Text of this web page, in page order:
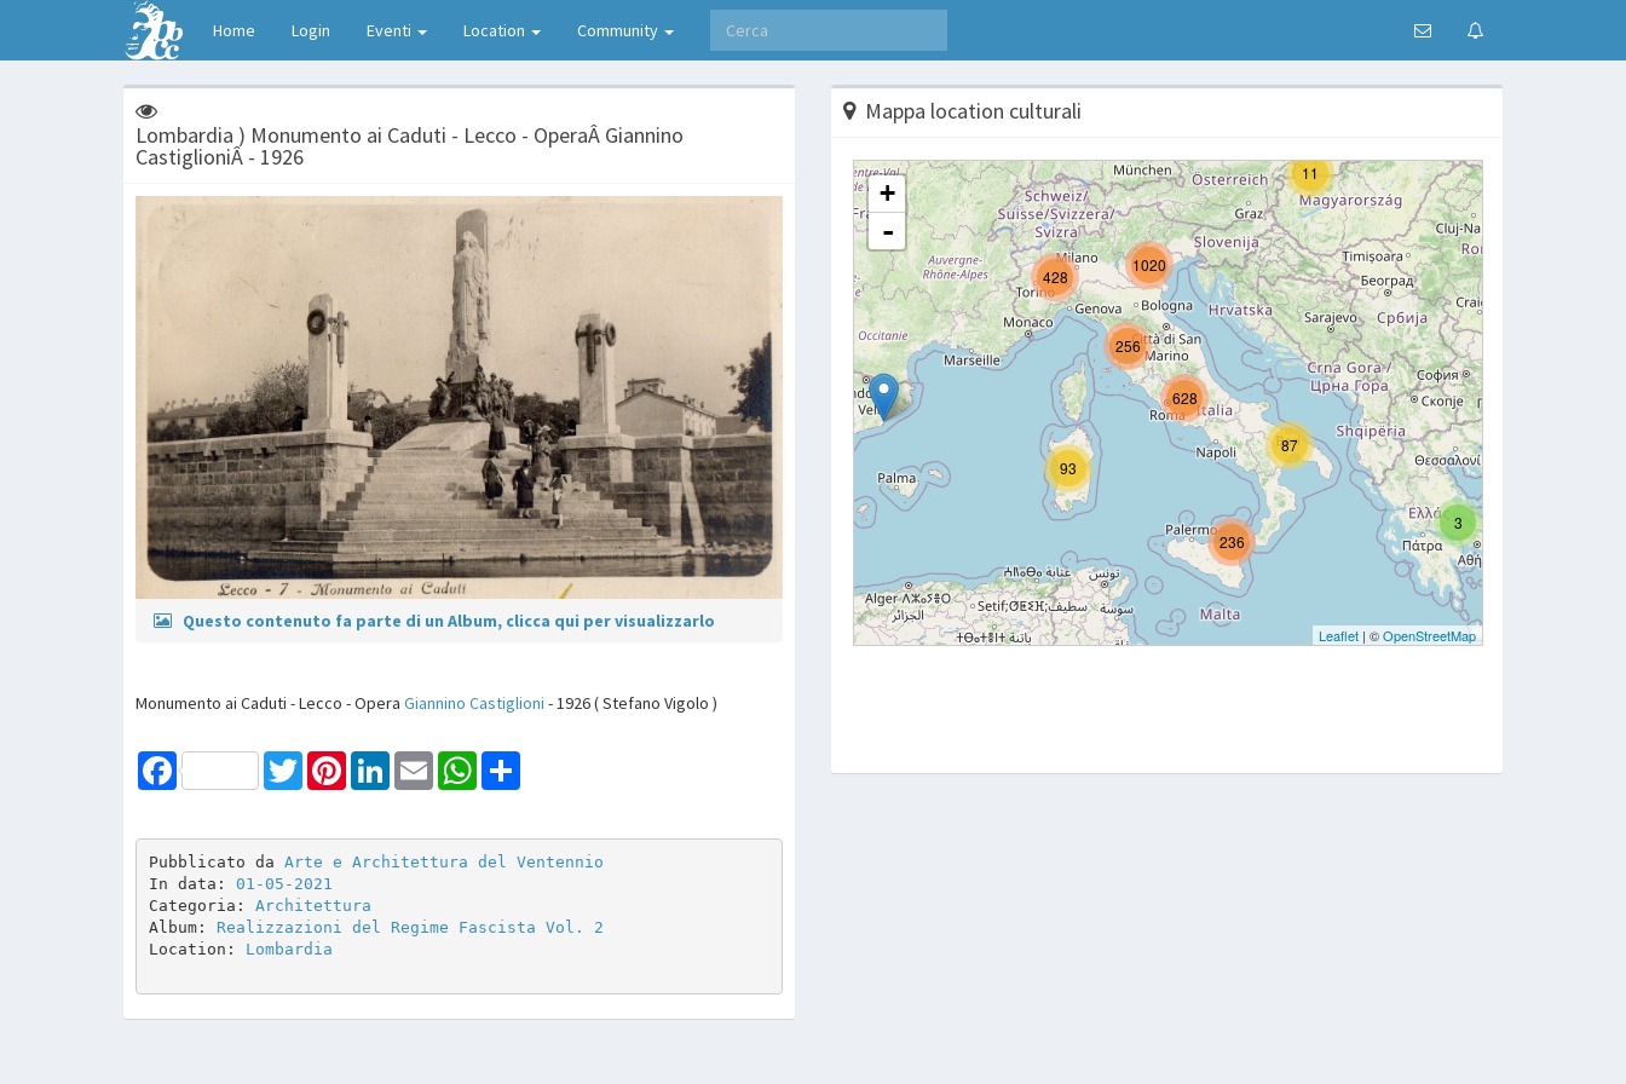
Home Login Eventi Location Community
Lombardia ) Monumento ai Caduti - Lecco - OperaÂ Giannino
CastiglioniÂ - 1926
Questo contenuto fa parte di un Album, clicca qui per visualizzarlo
Monumento ai Caduti - Lecco - Opera Giannino Castiglioni - 1926 ( Stefano Vigolo )
Facebook TwitterPinterestLinkedInEmail WhatsApp
Pubblicato da Arte e Architettura del Ventennio
In data: 01-05-2021
Categoria: Architettura
Album: Realizzazioni del Regime Fascista Vol. 2
Location: Lombardia
Mappa location culturali